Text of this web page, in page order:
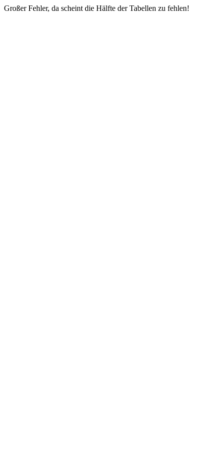
Großer Fehler, da scheint die Hälfte der Tabellen zu fehlen!